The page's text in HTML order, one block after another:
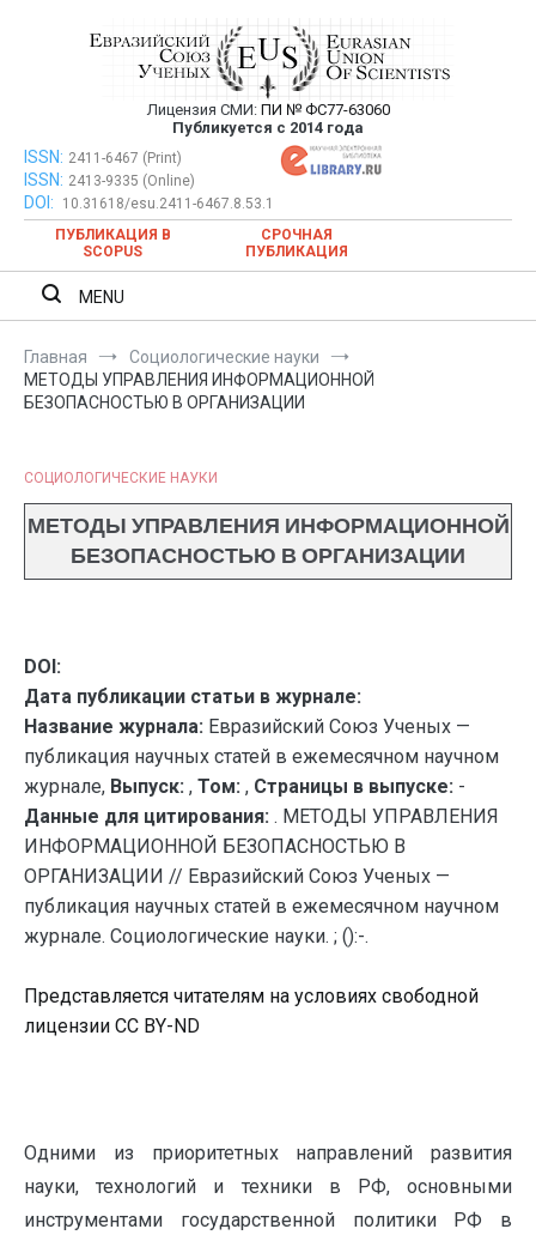
Евразийский Союз Ученых —
публикация научных статей в
ежемесячном научном журнале
Лицензия СМИ: ПИ № ФС77-63060
Публикуется с 2014 года
Евразийский Союз Ученых — публикация научных статей в
ежемесячном научном журнале
ISSN: 2411-6467 (Print)
ISSN: 2413-9335 (Online)
DOI:
10.31618/esu.2411-6467.8.53.1
ПУБЛИКАЦИЯ В
SCOPUS
СРОЧНАЯ
ПУБЛИКАЦИЯ
MENU
Главная
Социологические науки
МЕТОДЫ УПРАВЛЕНИЯ ИНФОРМАЦИОННОЙ
БЕЗОПАСНОСТЬЮ В ОРГАНИЗАЦИИ
СОЦИОЛОГИЧЕСКИЕ НАУКИ
МЕТОДЫ УПРАВЛЕНИЯ ИНФОРМАЦИОННОЙ
БЕЗОПАСНОСТЬЮ В ОРГАНИЗАЦИИ
DOI:
Дата публикации статьи в журнале:
Название журнала: Евразийский Союз Ученых —
публикация научных статей в ежемесячном научном
журнале, Выпуск: , Том: , Страницы в выпуске: -
Данные для цитирования: . МЕТОДЫ УПРАВЛЕНИЯ
ИНФОРМАЦИОННОЙ БЕЗОПАСНОСТЬЮ В
ОРГАНИЗАЦИИ // Евразийский Союз Ученых —
публикация научных статей в ежемесячном научном
журнале. Социологические науки. ; ():-.
Представляется читателям на условиях свободной
лицензии CC BY-ND
Одними из приоритетных направлений развития
науки, технологий и техники в РФ, основными
инструментами государственной политики РФ в